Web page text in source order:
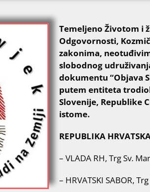
Temeljeno Životom i
Odgovornosti,
zakonima,
slobodnog
dokumentu “Objava
putem entiteta
Slovenije, Republike
istome.
REPUBLIKA
– VLADA RH, Trg Sv.
– HRVATSKI SABOR,